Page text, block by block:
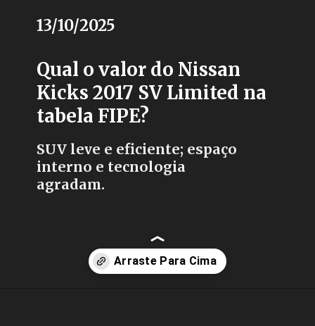
Qual o valor do Nissan
Kicks 2017 SV Limited na
tabela FIPE?
SUV leve e eficiente; espaço
interno e tecnologia
agradam.
13/10/2025